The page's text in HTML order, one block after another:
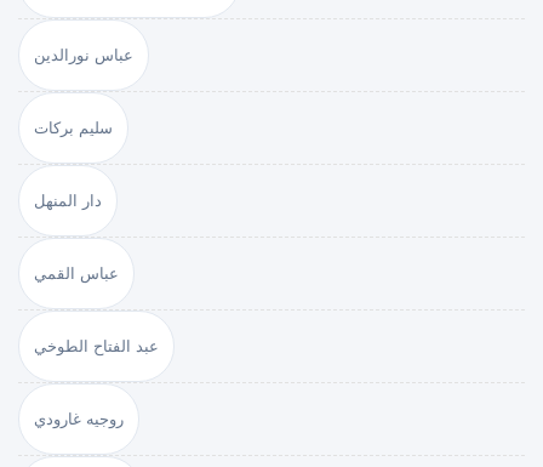
عباس نورالدين
سليم بركات
دار المنهل
عباس القمي
عبد الفتاح الطوخي
روجيه غارودي